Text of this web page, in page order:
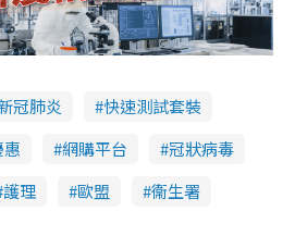
冠肺炎
快速測試套裝
網購平台
冠狀病毒
護理 歐盟 衞生署